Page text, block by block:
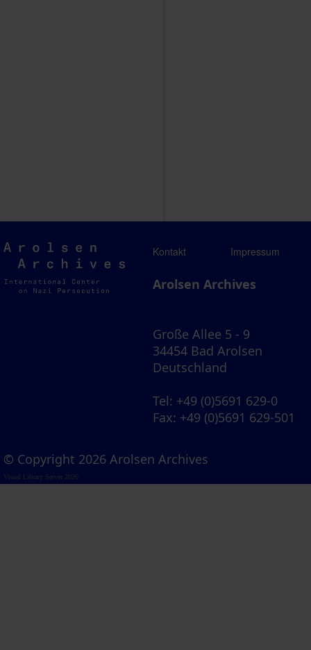
Arolsen
Archives
Kontakt Impressum
Arolsen Archives
Große Allee 5 - 9
34454 Bad Arolsen
Deutschland
Tel: +49 (0)5691 629-0
Fax: +49 (0)5691 629-501
© Copyright 2026 Arolsen Archives
Visual Library Server 2026